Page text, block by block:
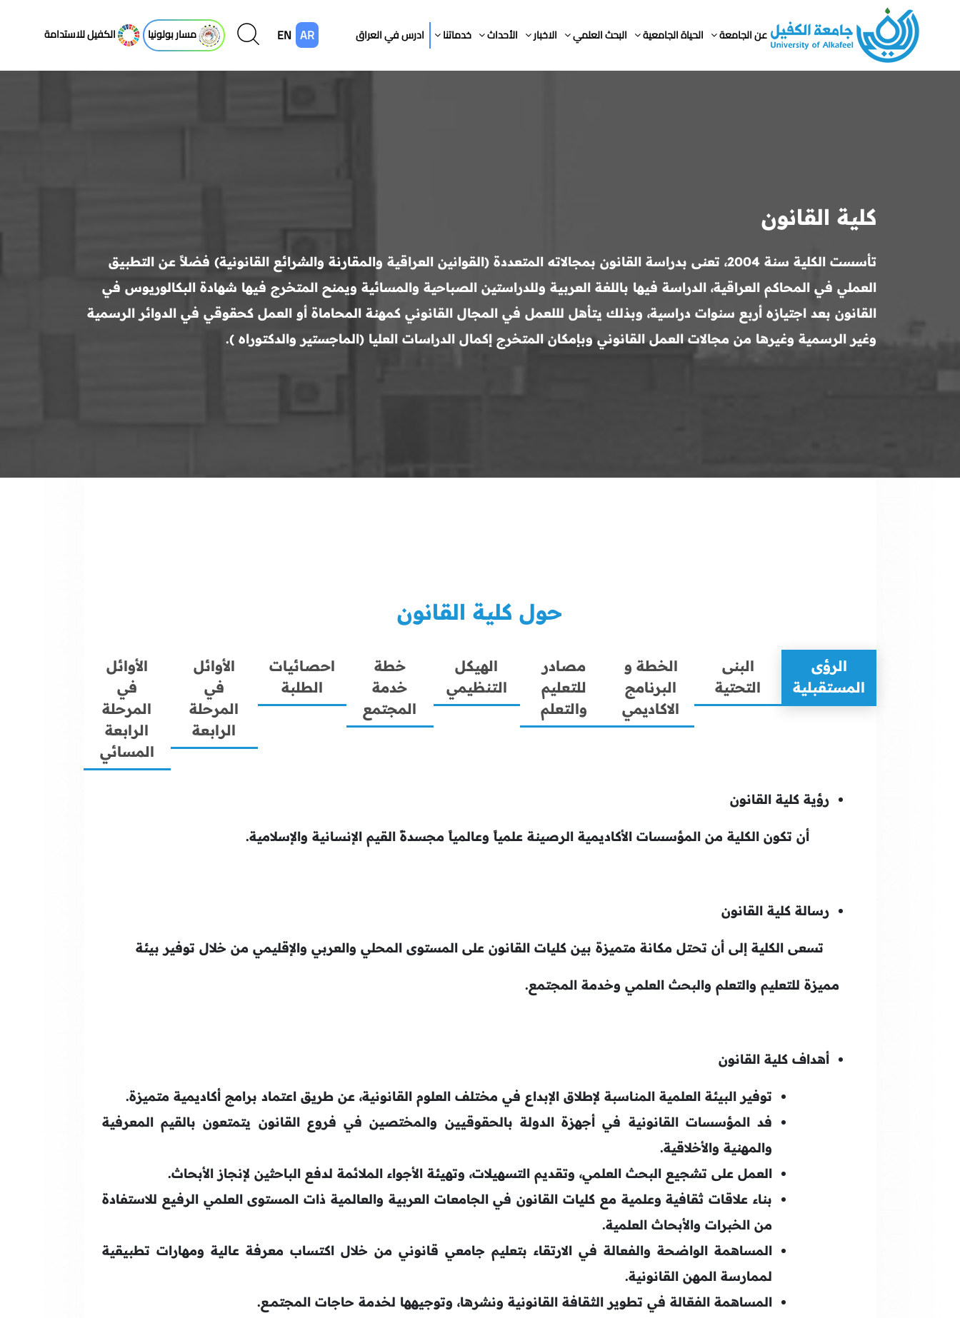
عن الجامعة الحياة الجامعية البحث العلمي الاخبار الأحداث خدماتنا ادرس في العراق AR
EN مسار بولونيا الكفيل للاستدامة
كلية القانون
تأسست الكلية سنة 2004، تعنى بدراسة القانون بمجالاته المتعددة (القوانين العراقية والمقارنة والشرائع القانونية) فضلاً عن التطبيق
العملي في المحاكم العراقية، الدراسة فيها باللغة العربية وللدراستين الصباحية والمسائية ويمنح المتخرج فيها شهادة البكالوريوس في
القانون بعد اجتيازه أربع سنوات دراسية، وبذلك يتأهل لللعمل في المجال القانوني كمهنة المحاماة أو العمل كحقوقي في الدوائر الرسمية
وغير الرسمية وغيرها من مجالات العمل القانوني وبإمكان المتخرج إكمال الدراسات العليا (الماجستير والدكتوراه ).
حول كلية القانون
الرؤى
المستقبلية
البنى
التحتية
الخطة و
البرنامج
الاكاديمي
مصادر
للتعليم
والتعلم
الهيكل
التنظيمي
خطة
خدمة
المجتمع
احصائيات
الطلبة
الأوائل
في
المرحلة
الرابعة
الأوائل
في
المرحلة
الرابعة
المسائي
رؤية كلية القانون
أن تكون الكلية من المؤسسات الأكاديمية الرصينة علمياً وعالمياً مجسدةً القيم الإنسانية والإسلامية.
رسالة كلية القانون
تسعى الكلية إلى أن تحتل مكانة متميزة بين كليات القانون على المستوى المحلي والعربي والإقليمي من خلال توفير بيئة
مميزة للتعليم والتعلم والبحث العلمي وخدمة المجتمع.
أهداف كلية القانون
توفير البيئة العلمية المناسبة لإطلاق الإبداع في مختلف العلوم القانونية، عن طريق اعتماد برامج أكاديمية متميزة.
فد المؤسسات القانونية في أجهزة الدولة بالحقوقيين والمختصين في فروع القانون يتمتعون بالقيم المعرفية
والمهنية والأخلاقية.
العمل على تشجيع البحث العلمي، وتقديم التسهيلات، وتهيئة الأجواء الملائمة لدفع الباحثين لإنجاز الأبحاث.
بناء علاقات ثقافية وعلمية مع كليات القانون في الجامعات العربية والعالمية ذات المستوى العلمي الرفيع للاستفادة
من الخبرات والأبحاث العلمية.
المساهمة الواضحة والفعالة في الارتقاء بتعليم جامعي قانوني من خلال اكتساب معرفة عالية ومهارات تطبيقية
لممارسة المهن القانونية.
المساهمة الفعّالة في تطوير الثقافة القانونية ونشرها، وتوجيهها لخدمة حاجات المجتمــع.